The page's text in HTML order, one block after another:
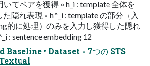
いてペアを獲得 ◦ h_i : template 全体を
た隠れ表現 ◦ h^_i : template の部分（入
的に処理）のみを入力し獲得した隠れ
: sentence embedding 12
Baseline • Dataset ◦ 7つの STS